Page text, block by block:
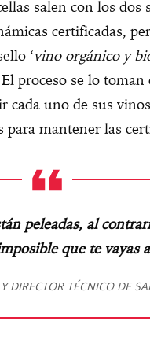
salen con los dos
certificadas,
‘vino orgánico y
proceso se lo toman
cada uno de sus
para mantener las
peleadas, al
que te vayas
DIRECTOR TÉCNICO DE